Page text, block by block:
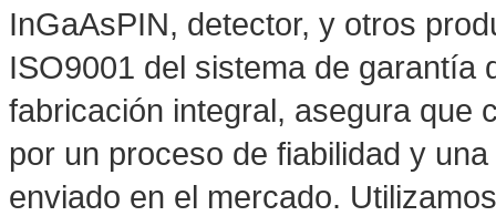
InGaAsPIN, detector, y otros
ISO9001 del sistema de garantía
fabricación integral, asegura que
por un proceso de fiabilidad y
enviado en el mercado.